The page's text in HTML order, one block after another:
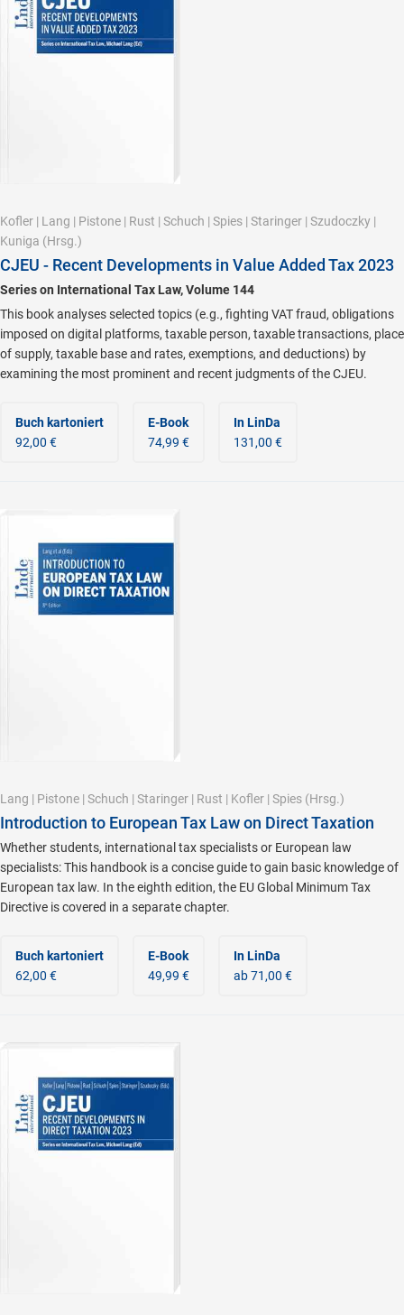
Kofler | Lang | Pistone | Rust | Schuch | Spies | Staringer | Szudoczky |
Kuniga (Hrsg.)
CJEU - Recent Developments in Value Added Tax 2023
Series on International Tax Law, Volume 144
This book analyses selected topics (e.g., fighting VAT fraud, obligations
imposed on digital platforms, taxable person, taxable transactions, place
of supply, taxable base and rates, exemptions, and deductions) by
examining the most prominent and recent judgments of the CJEU.
Buch kartoniert
92,00 €
E-Book
74,99 €
In LinDa
131,00 €
Lang | Pistone | Schuch | Staringer | Rust | Kofler | Spies (Hrsg.)
Introduction to European Tax Law on Direct Taxation
Whether students, international tax specialists or European law
specialists: This handbook is a concise guide to gain basic knowledge of
European tax law. In the eighth edition, the EU Global Minimum Tax
Directive is covered in a separate chapter.
Buch kartoniert
62,00 €
E-Book
49,99 €
In LinDa
ab 71,00 €